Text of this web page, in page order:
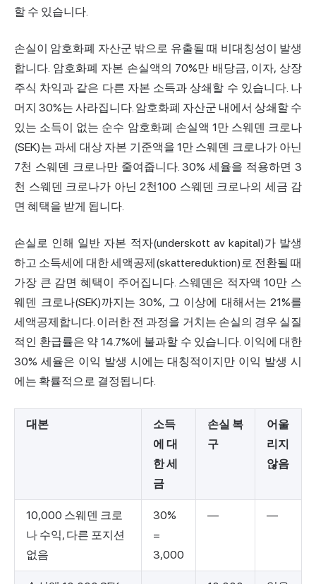
할 수 있습니다.
손실이 암호화폐 자산군 밖으로 유출될 때 비대칭성이 발생
합니다. 암호화폐 자본 손실액의 70%만 배당금, 이자, 상장
주식 차익과 같은 다른 자본 소득과 상쇄할 수 있습니다. 나
머지 30%는 사라집니다. 암호화폐 자산군 내에서 상쇄할 수
있는 소득이 없는 순수 암호화폐 손실액 1만 스웨덴 크로나
(SEK)는 과세 대상 자본 기준액을 1만 스웨덴 크로나가 아닌
7천 스웨덴 크로나만 줄여줍니다. 30% 세율을 적용하면 3
천 스웨덴 크로나가 아닌 2천100 스웨덴 크로나의 세금 감
면 혜택을 받게 됩니다.
손실로 인해 일반 자본 적자(underskott av kapital)가 발생
하고 소득세에 대한 세액공제(skattereduktion)로 전환될 때
가장 큰 감면 혜택이 주어집니다. 스웨덴은 적자액 10만 스
웨덴 크로나(SEK)까지는 30%, 그 이상에 대해서는 21%를
세액공제합니다. 이러한 전 과정을 거치는 손실의 경우 실질
적인 환급률은 약 14.7%에 불과할 수 있습니다. 이익에 대한
30% 세율은 이익 발생 시에는 대칭적이지만 이익 발생 시
에는 확률적으로 결정됩니다.
대본
소득
에 대
한 세
금
손실 복
구
어울
리지
않음
10,000 스웨덴 크로
나 수익, 다른 포지션
없음
30%
=
3,000
— —